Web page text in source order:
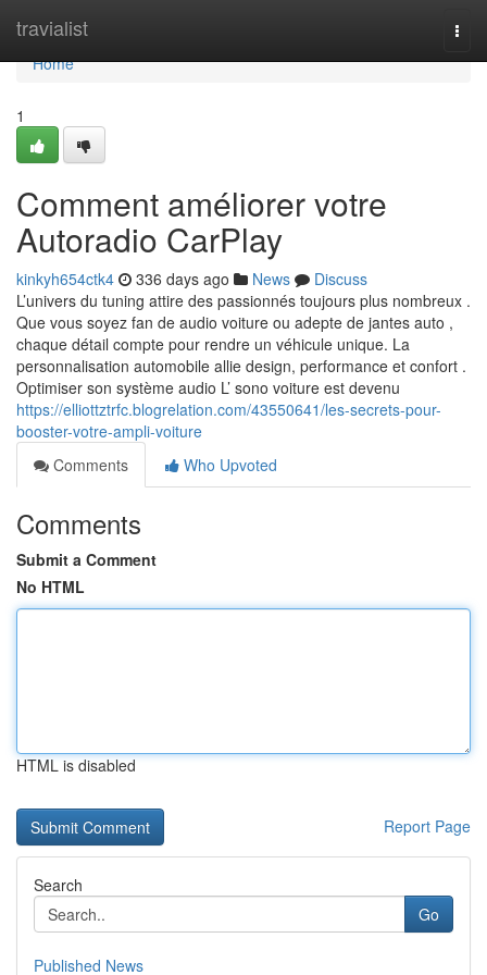
travialist
Home
Home
1
Comment améliorer votre
Autoradio CarPlay
kinkyh654ctk4 336 days ago News
Discuss
L’univers du tuning attire des passionnés toujours plus nombreux .
Que vous soyez fan de audio voiture ou adepte de jantes auto ,
chaque détail compte pour rendre un véhicule unique. La
personnalisation automobile allie design, performance et confort .
Optimiser son système audio L’ sono voiture est devenu
https://elliottztrfc.blogrelation.com/43550641/les-secrets-pour-
booster-votre-ampli-voiture
Comments
Who Upvoted
Comments
Submit a Comment
No HTML
HTML is disabled
Report Page
Search
Go
Published News